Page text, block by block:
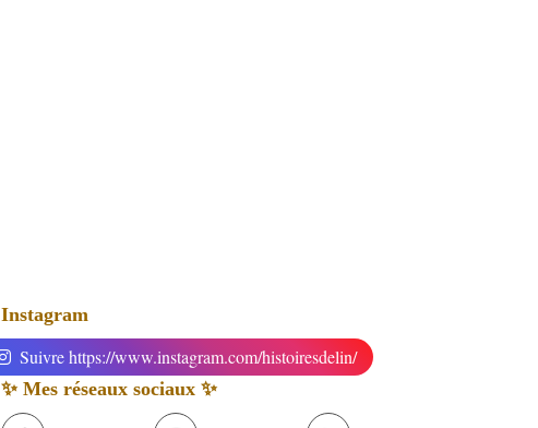
Instagram
Suivre https://www.instagram.com/histoiresdelin/
✨ Mes réseaux sociaux ✨